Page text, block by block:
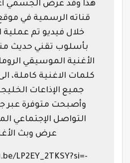
هذا وقد عرض الجسمي
خلال فيديو تم عملية
بأسلوب تقني حديث
الأغنية الموسيقي
كلمات الاغنية كاملة،
جميع الإذاعات
وأصبحت متوفرة عبر
التواصل الإجتماعي
عرض وبث
LP2EY_2TKSY?si=-